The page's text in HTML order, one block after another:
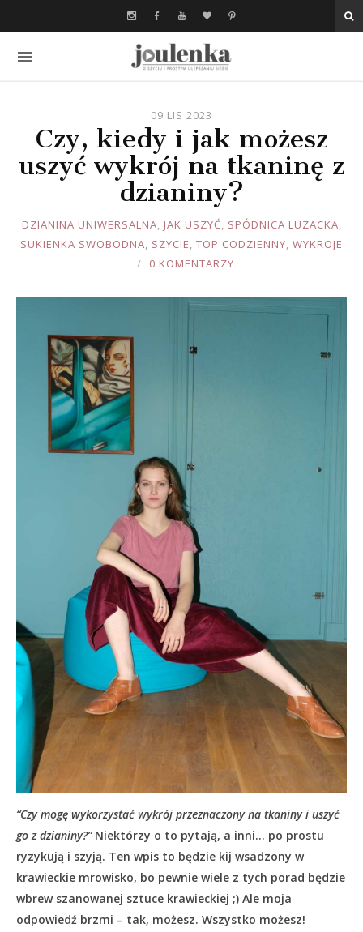
09 LIS 2023
Czy, kiedy i jak możesz
uszyć wykrój na tkaninę z
dzianiny?
JOULE
DZIANINA UNIWERSALNA, JAK USZYĆ, SPÓDNICA LUZACKA,
SUKIENKA SWOBODNA, SZYCIE, TOP CODZIENNY, WYKROJE
0 KOMENTARZY
“Czy mogę wykorzystać wykrój przeznaczony na tkaniny i uszyć
go z dzianiny?”Niektórzy o to pytają, a inni… po prostu
ryzykują i szyją. Ten wpis to będzie kij wsadzony w
krawieckie mrowisko, bo pewnie wiele z tych porad będzie
wbrew szanowanej sztuce krawieckiej ;) Ale moja
odpowiedź brzmi – tak, możesz. Wszystko możesz!